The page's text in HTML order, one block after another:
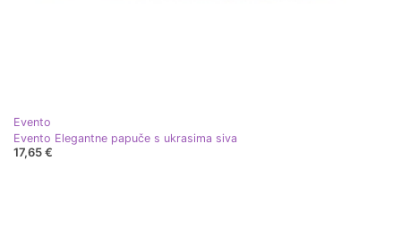
Evento
Evento Elegantne papuče s ukrasima siva
17,65 €